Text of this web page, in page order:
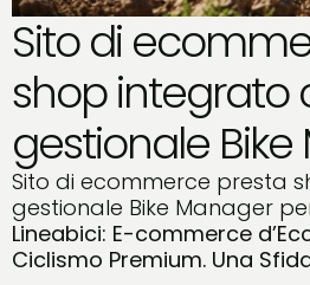
Sito di
shop integrato
gestionale
Sito di ecommerce presta
gestionale Bike Manager
Lineabici: E-commerce
Ciclismo Premium. Una